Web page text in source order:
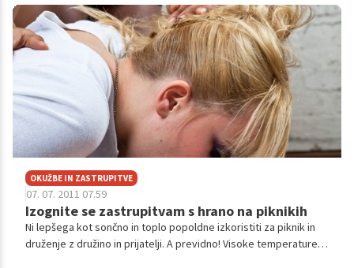
higieno in biti nadvse pozorni, kaj zaužijete, še posebej, če
potujete v eksotične kraje, kjer je higiena vprašljiva.
OKUŽBE IN ZASTRUPITVE
07. 07. 2011 07.59
Izognite se zastrupitvam s hrano na piknikih
Ni lepšega kot sončno in toplo popoldne izkoristiti za piknik in
druženje z družino in prijatelji. A previdno! Visoke temperature